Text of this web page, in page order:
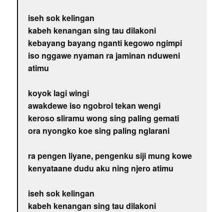
iseh sok kelingan
kabeh kenangan sing tau dilakoni
kebayang bayang nganti kegowo ngimpi
iso nggawe nyaman ra jaminan nduweni
atimu
koyok lagi wingi
awakdewe iso ngobrol tekan wengi
keroso sliramu wong sing paling gemati
ora nyongko koe sing paling nglarani
ra pengen liyane, pengenku siji mung kowe
kenyataane dudu aku ning njero atimu
iseh sok kelingan
kabeh kenangan sing tau dilakoni